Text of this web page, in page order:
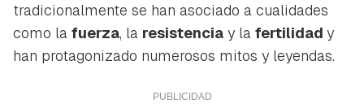
tradicionalmente se han asociado a cualidades
como la fuerza, la resistencia y la fertilidad y
han protagonizado numerosos mitos y leyendas.